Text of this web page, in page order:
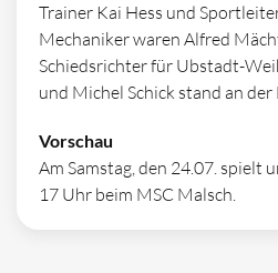
Trainer Kai Hess und
Mechaniker waren Alfred
Schiedsrichter für Ubstadt-
und Michel Schick stand an der
Vorschau
Am Samstag, den 24.07. spielt
17 Uhr beim MSC Malsch.